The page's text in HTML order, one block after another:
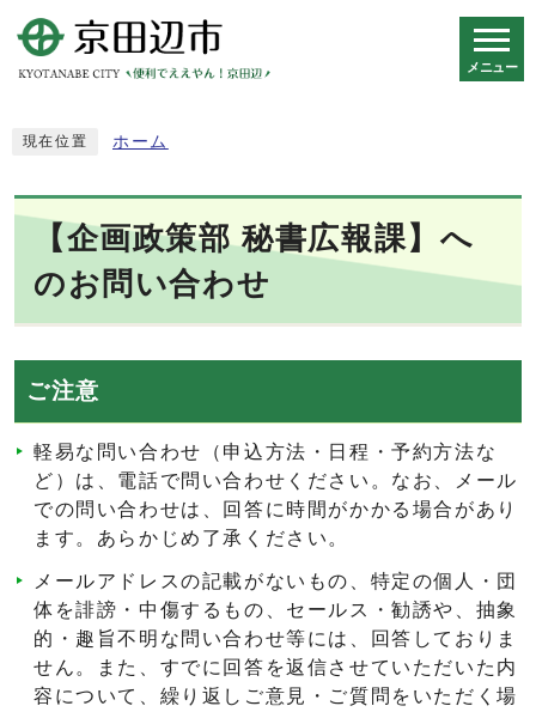
メニュー
現在位置 ホーム
【企画政策部 秘書広報課】へ
のお問い合わせ
ご注意
軽易な問い合わせ（申込方法・日程・予約方法な
ど）は、電話で問い合わせください。なお、メール
での問い合わせは、回答に時間がかかる場合があり
ます。あらかじめ了承ください。
メールアドレスの記載がないもの、特定の個人・団
体を誹謗・中傷するもの、セールス・勧誘や、抽象
的・趣旨不明な問い合わせ等には、回答しておりま
せん。また、すでに回答を返信させていただいた内
容について、繰り返しご意見・ご質問をいただく場